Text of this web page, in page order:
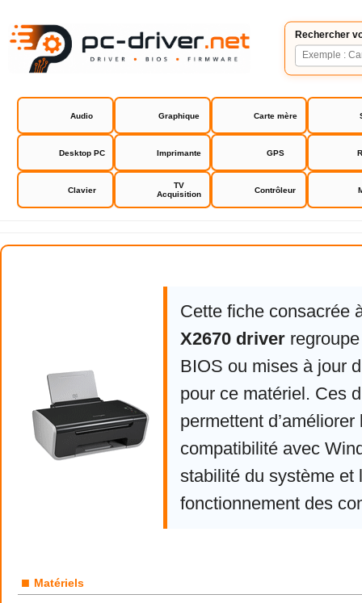
Rechercher
Audio Graphique Carte mère
Desktop PC Imprimante GPS
Clavier
TV
Acquisition
Contrôleur
Lexmark X2670 driver
Cette fiche consacrée
X2670 driver
BIOS ou mises à jour
pour ce matériel. Ces
permettent d’améliorer
compatibilité avec
stabilité du système et
fonctionnement des
■ Matériels